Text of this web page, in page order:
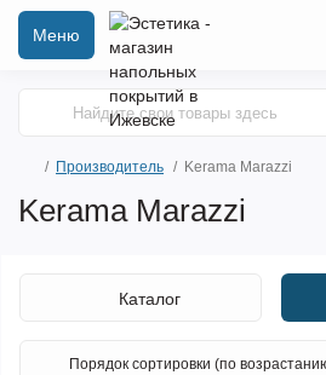
Меню
Производитель Kerama Marazzi
Kerama Marazzi
Каталог